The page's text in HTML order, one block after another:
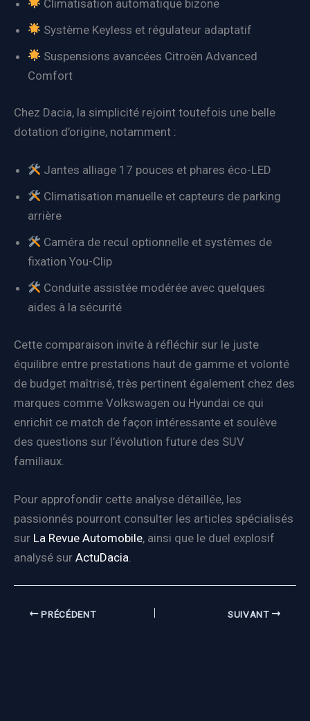
Climatisation automatique bizone
Système Keyless et régulateur adaptatif
Suspensions avancées Citroën Advanced
Comfort
Chez Dacia, la simplicité rejoint toutefois une belle
dotation d’origine, notamment :
Jantes alliage 17 pouces et phares éco-LED
Climatisation manuelle et capteurs de parking
arrière
Caméra de recul optionnelle et systèmes de
fixation You-Clip
Conduite assistée modérée avec quelques
aides à la sécurité
Cette comparaison invite à réfléchir sur le juste
équilibre entre prestations haut de gamme et volonté
de budget maîtrisé, très pertinent également chez des
marques comme Volkswagen ou Hyundai ce qui
enrichit ce match de façon intéressante et soulève
des questions sur l’évolution future des SUV
familiaux.
Pour approfondir cette analyse détaillée, les
passionnés pourront consulter les articles spécialisés
sur La Revue Automobile, ainsi que le duel explosif
analysé sur ActuDacia.
PRÉCÉDENT SUIVANT